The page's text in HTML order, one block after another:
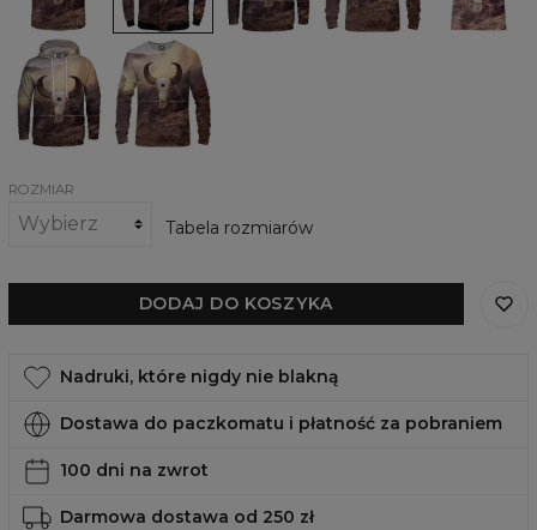
Damska
bluza
kapturem
Billy
Goat
Damska
bluza
Billy
Goat
ROZMIAR
Tabela rozmiarów
DODAJ DO KOSZYKA
Nadruki, które nigdy nie blakną
Dostawa do paczkomatu i płatność za pobraniem
100 dni na zwrot
Darmowa dostawa od 250 zł